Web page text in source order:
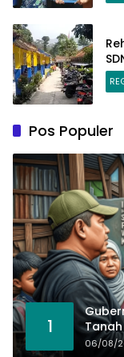
Pos Populer
1
Tanah
06/08/